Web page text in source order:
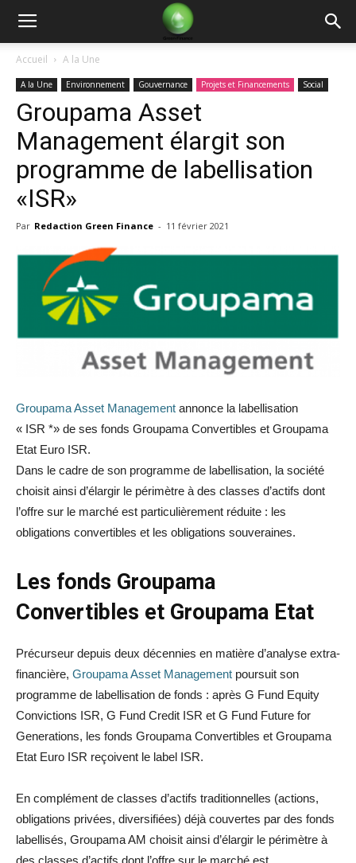
Green
Finance
Accueil A la Une
A la Une Environnement Gouvernance Projets et Financements Social
Groupama Asset
Management élargit son
programme de labellisation
«ISR»
Par Redaction Green Finance - 11 février 2021
Groupama Asset Management annonce la labellisation
« ISR *» de ses fonds Groupama Convertibles et Groupama
Etat Euro ISR.
Dans le cadre de son programme de labellisation, la société
choisit ainsi d’élargir le périmètre à des classes d’actifs dont
l’offre sur le marché est particulièrement réduite : les
obligations convertibles et les obligations souveraines.
Les fonds Groupama
Convertibles et Groupama Etat
Précurseur depuis deux décennies en matière d’analyse extra-
financière, Groupama Asset Management poursuit son
programme de labellisation de fonds : après G Fund Equity
Convictions ISR, G Fund Credit ISR et G Fund Future for
Generations, les fonds Groupama Convertibles et Groupama
Etat Euro ISR reçoivent le label ISR.
En complément de classes d’actifs traditionnelles (actions,
obligations privées, diversifiées) déjà couvertes par des fonds
labellisés, Groupama AM choisit ainsi d’élargir le périmètre à